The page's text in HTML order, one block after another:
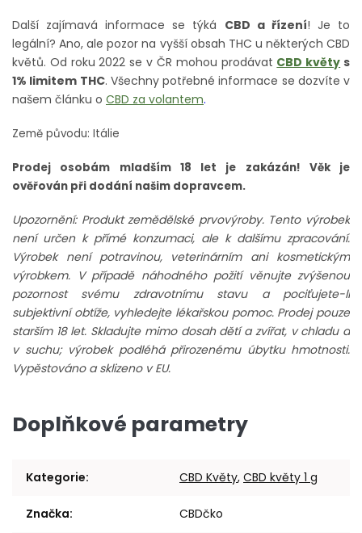
Další zajímavá informace se týká CBD a řízení! Je to
legální? Ano, ale pozor na vyšší obsah THC u některých CBD
květů. Od roku 2022 se v ČR mohou prodávat CBD květy s
1% limitem THC. Všechny potřebné informace se dozvíte v
našem článku o CBD za volantem.
Země původu: Itálie
Prodej osobám mladším 18 let je zakázán! Věk je
ověřován při dodání našim dopravcem.
Upozornění: Produkt zemědělské prvovýroby. Tento výrobek
není určen k přímé konzumaci, ale k dalšímu zpracování.
Výrobek není potravinou, veterinárním ani kosmetickým
výrobkem. V případě náhodného požití věnujte zvýšenou
pozornost svému zdravotnímu stavu a pociťujete-li
subjektivní obtíže, vyhledejte lékařskou pomoc. Prodej pouze
starším 18 let. Skladujte mimo dosah dětí a zvířat, v chladu a
v suchu; výrobek podléhá přirozenému úbytku hmotnosti.
Vypěstováno a sklizeno v EU.
Doplňkové parametry
Kategorie: CBD Květy, CBD květy 1 g
Značka: CBDčko